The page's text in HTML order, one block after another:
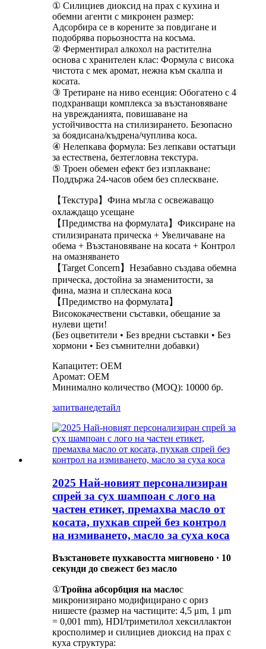
① Силициев диоксид на прах с кухина и
обемни агенти с микронен размер:
Адсорбира се в корените за повдигане и
подобрява порьозността на косъма.
② Ферментирал алкохол на растителна
основа с хранителен клас: Формула с висока
чистота с мек аромат, нежна към скалпа и
косата.
③ Третиране на ниво есенция: Обогатено с 4
подхранващи комплекса за възстановяване
на уврежданията, повишаване на
устойчивостта на стилизирането. Безопасно
за боядисана/къдрена/чуплива коса.
④ Нелепкава формула: Без лепкави остатъци
за естествена, безтегловна текстура.
⑤ Троен обемен ефект без изплакване:
Поддържа 24-часов обем без сплескване.
【Текстура】Фина мъгла с освежаващо
охлаждащо усещане
【Предимства на формулата】Фиксиране на
стилизираната прическа + Увеличаване на
обема + Възстановяване на косата + Контрол
на омазняването
【Target Concern】Незабавно създава обемна
прическа, достойна за знаменитости, за
фина, мазна и сплескана коса
【Предимство на формулата】
Висококачествени съставки, обещание за
нулеви щети!
(Без оцветители • Без вредни съставки • Без
хормони • Без съмнителни добавки)
Капацитет: OEM
Аромат: OEM
Минимално количество (MOQ): 10000 бр.
запитванедетайл
2025 Най-новият персонализиран
спрей за сух шампоан с лого на
частен етикет, премахва масло от
косата, пухкав спрей без контрол
на измиването, масло за суха коса
Възстановете пухкавостта мигновено · 10
секунди до свежест без масло
①Тройна абсорбция на маслос
микронизирано модифицирано с ориз
нишесте (размер на частиците: 4,5 μm, 1 μm
= 0,001 mm), HDI/триметилол хексиллактон
кросполимер и силициев диоксид на прах с
куха структура: